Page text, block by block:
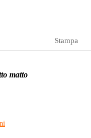
Stampa
matto